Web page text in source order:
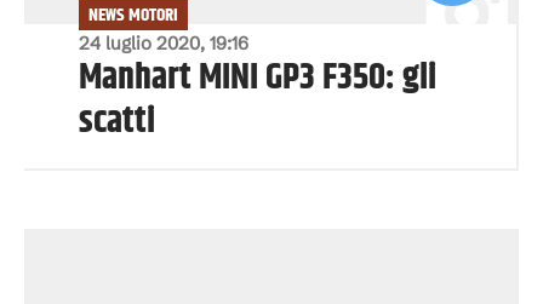
24 luglio 2020, 19:16
NEWS MOTORI
Manhart MINI GP3 F350: gli
scatti